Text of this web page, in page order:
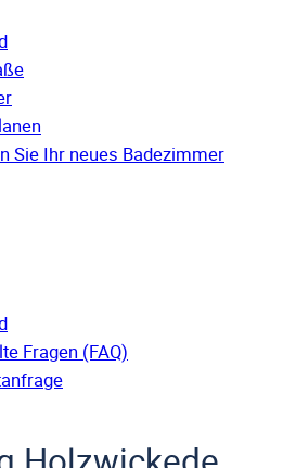
Sie Ihr neues Badezimmer
Fragen (FAQ)